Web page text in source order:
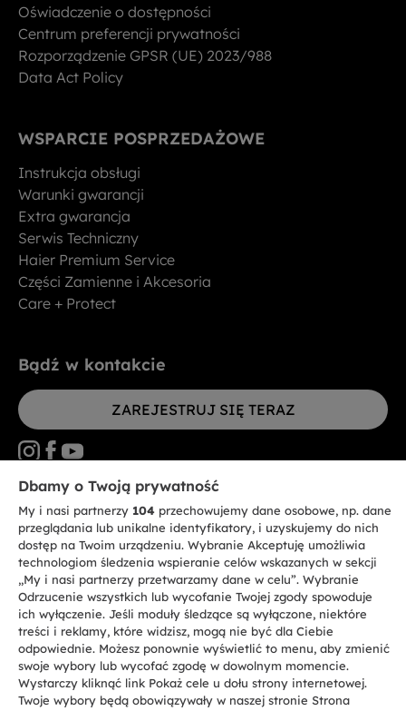
Oświadczenie o dostępności
Centrum preferencji prywatności
Rozporządzenie GPSR (UE) 2023/988
Data Act Policy
WSPARCIE POSPRZEDAŻOWE
Instrukcja obsługi
Warunki gwarancji
Extra gwarancja
Serwis Techniczny
Haier Premium Service
Części Zamienne i Akcesoria
Care + Protect
Bądź w kontakcie
ZAREJESTRUJ SIĘ TERAZ
CANDY HOOVER GROUP S.r.I. - jednoosobowa sp. z.o.o. - SIEDZIBA
STATUTOWA: Via Comolli, 57 - 20861 Brugherio (MB) - Włochy -
SIEDZIBY ADMINISTRACYJNE: Via Privata Eden Fumagalli bez
nadanego numeru - 20861 Brugherio (MB) i Via Trento nr 20/A-22 - 20871
Vimercate (MB) - Włochy - Tel.: +39.039.2086.1 - Faks: +39.039.2086.237 -
Kapitał zakładowy 35.000.000,00 € wpłacony w całości - Kod identyfikacji
podatkowej i nr wpisu do Rejestru przedsiębiorstw dla rejonu Mediolan-
Monza-Brianza-Lodi 04666310158 - NIP 00786860965 - Numer wpisu do
Repertorium Ekonomiczno - Administracyjnego REA: MB-1033934 -
Autoryzacja IT AEOF 211870 - Spółka podlega zarządzaniu i koordynacji
Candy S.p.A.
PL / Polski
Dbamy o Twoją prywatność
My i nasi partnerzy 104 przechowujemy dane osobowe, np. dane
przeglądania lub unikalne identyfikatory, i uzyskujemy do nich
dostęp na Twoim urządzeniu. Wybranie Akceptuję umożliwia
technologiom śledzenia wspieranie celów wskazanych w sekcji
„My i nasi partnerzy przetwarzamy dane w celu”. Wybranie
Odrzucenie wszystkich lub wycofanie Twojej zgody spowoduje
ich wyłączenie. Jeśli moduły śledzące są wyłączone, niektóre
treści i reklamy, które widzisz, mogą nie być dla Ciebie
odpowiednie. Możesz ponownie wyświetlić to menu, aby zmienić
swoje wybory lub wycofać zgodę w dowolnym momencie.
Wystarczy kliknąć link Pokaż cele u dołu strony internetowej.
Twoje wybory będą obowiązywały w naszej stronie Strona